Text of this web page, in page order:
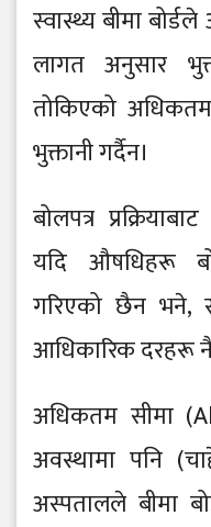
स्वास्थ्य बीमा
लागत अनुसार
तोकिएको
भुक्तानी गर्दैन।
बोलपत्र
यदि औषधिहरू
गरिएको छैन भने,
आधिकारिक दरहरू
अधिकतम सीमा
अवस्थामा पनि
अस्पतालले बीमा